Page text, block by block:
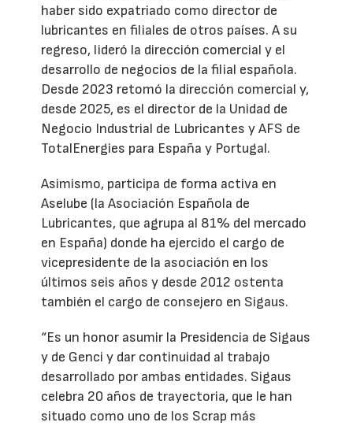
haber sido expatriado como director de
lubricantes en filiales de otros países. A su
regreso, lideró la dirección comercial y el
desarrollo de negocios de la filial española.
Desde 2023 retomó la dirección comercial y,
desde 2025, es el director de la Unidad de
Negocio Industrial de Lubricantes y AFS de
TotalEnergies para España y Portugal.
Asimismo, participa de forma activa en
Aselube (la Asociación Española de
Lubricantes, que agrupa al 81% del mercado
en España) donde ha ejercido el cargo de
vicepresidente de la asociación en los
últimos seis años y desde 2012 ostenta
también el cargo de consejero en Sigaus.
“Es un honor asumir la Presidencia de Sigaus
y de Genci y dar continuidad al trabajo
desarrollado por ambas entidades. Sigaus
celebra 20 años de trayectoria, que le han
situado como uno de los Scrap más